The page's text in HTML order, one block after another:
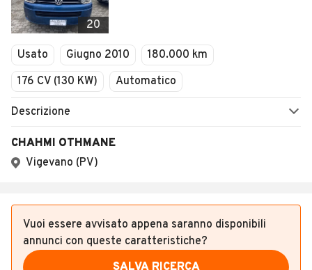
20
Usato Giugno 2010
180.000 km
176 CV (130 KW)
Automatico
Descrizione
CHAHMI OTHMANE
Vigevano (PV)
Vuoi essere avvisato appena saranno disponibili
annunci con queste caratteristiche?
SALVA RICERCA